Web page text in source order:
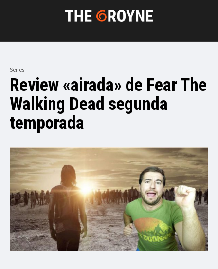
Series
Review «airada» de Fear The
Walking Dead segunda
temporada